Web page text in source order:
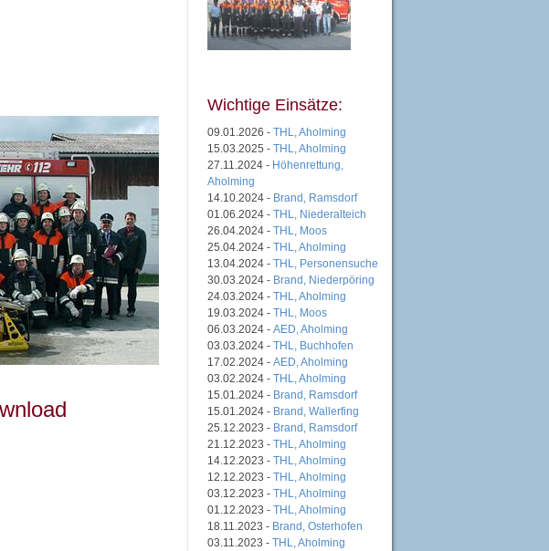
Wichtige Einsätze:
09.01.2026 - THL, Aholming
15.03.2025 - THL, Aholming
27.11.2024 - Höhenrettung,
Aholming
14.10.2024 - Brand, Ramsdorf
01.06.2024 - THL, Niederalteich
26.04.2024 - THL, Moos
25.04.2024 - THL, Aholming
13.04.2024 - THL, Personensuche
30.03.2024 - Brand, Niederpöring
24.03.2024 - THL, Aholming
19.03.2024 - THL, Moos
06.03.2024 - AED, Aholming
03.03.2024 - THL, Buchhofen
17.02.2024 - AED, Aholming
03.02.2024 - THL, Aholming
15.01.2024 - Brand, Ramsdorf
15.01.2024 - Brand, Wallerfing
25.12.2023 - Brand, Ramsdorf
21.12.2023 - THL, Aholming
14.12.2023 - THL, Aholming
12.12.2023 - THL, Aholming
03.12.2023 - THL, Aholming
01.12.2023 - THL, Aholming
18.11.2023 - Brand, Osterhofen
03.11.2023 - THL, Aholming